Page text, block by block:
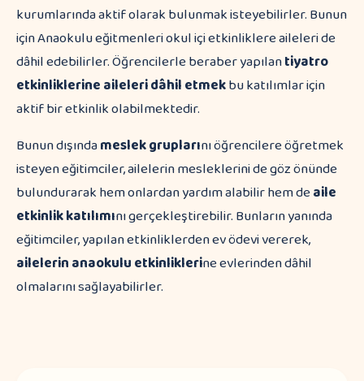
kurumlarında aktif olarak bulunmak isteyebilirler. Bunun
için Anaokulu eğitmenleri okul içi etkinliklere aileleri de
dâhil edebilirler. Öğrencilerle beraber yapılantiyatro
etkinliklerineaileleri dâhil etmekbu katılımlar için
aktif bir etkinlik olabilmektedir.
Bunun dışındameslek gruplarını öğrencilere öğretmek
isteyen eğitimciler, ailelerin mesleklerini de göz önünde
bulundurarak hem onlardan yardım alabilir hem deaile
etkinlik katılımını gerçekleştirebilir. Bunların yanında
eğitimciler, yapılan etkinliklerden ev ödevi vererek,
ailelerin anaokulu etkinliklerine evlerinden dâhil
olmalarını sağlayabilirler.